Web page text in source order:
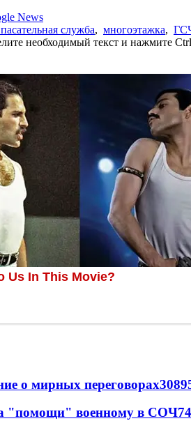
News
служба, многоэтажка,
необходимый текст и нажмите
о мирных переговорах
"помощи" военному в СОЧ